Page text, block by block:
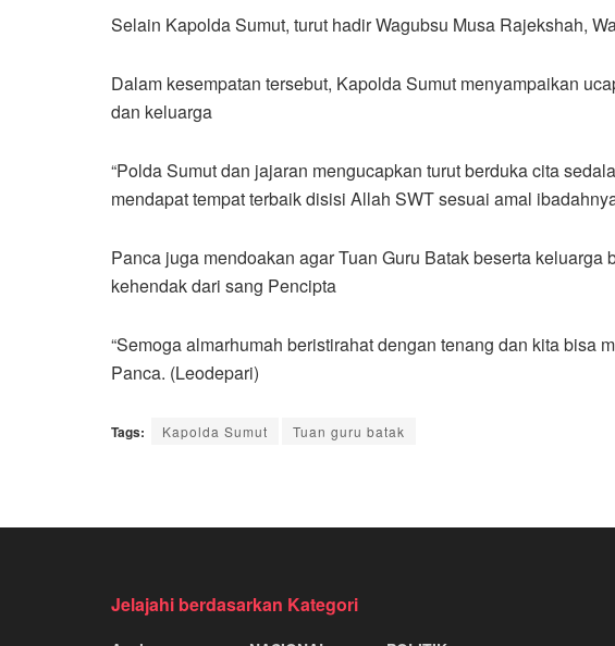
Selain Kapolda Sumut, turut hadir Wagubsu Musa Rajekshah,
Dalam kesempatan tersebut, Kapolda Sumut menyampaikan
dan keluarga
“Polda Sumut dan jajaran mengucapkan turut berduka cita
mendapat tempat terbaik disisi Allah SWT sesuai amal
Panca juga mendoakan agar Tuan Guru Batak beserta
kehendak dari sang Pencipta
“Semoga almarhumah beristirahat dengan tenang dan kita bisa
Panca. (Leodepari)
Tags: Kapolda Sumut Tuan guru batak
Jelajahi berdasarkan Kategori